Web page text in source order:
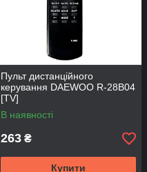
Пульт дистанційного
керування DAEWOO R-28B04
[TV]
В наявності
263 ₴
Купити